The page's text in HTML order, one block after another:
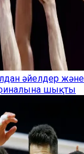
әйелдер
шықты